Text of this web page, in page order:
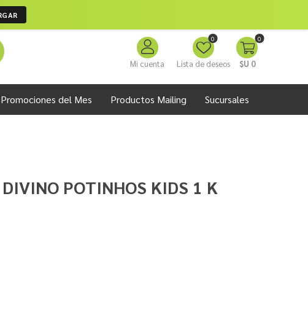
Mi cuenta Lista de deseos
0 0
$U 0
Promociones del Mes Productos Mailing Sucursales
POTINHOS KIDS 1 K